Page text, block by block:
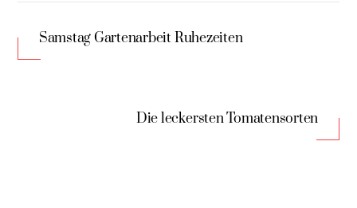
Samstag Gartenarbeit Ruhezeiten
Die leckersten Tomatensorten